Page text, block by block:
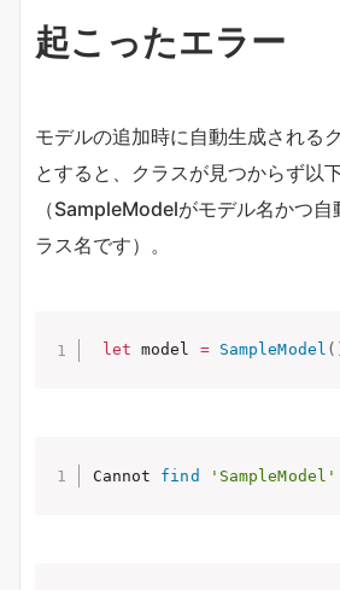
起こったエラー
モデルの追加時に自動生成される
とすると、クラスが見つからず以
（SampleModelがモデル名かつ自
ラス名です）。
let model = SampleModel (
Cannot find 'SampleModel'